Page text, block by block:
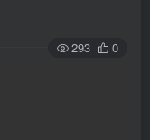
293 0